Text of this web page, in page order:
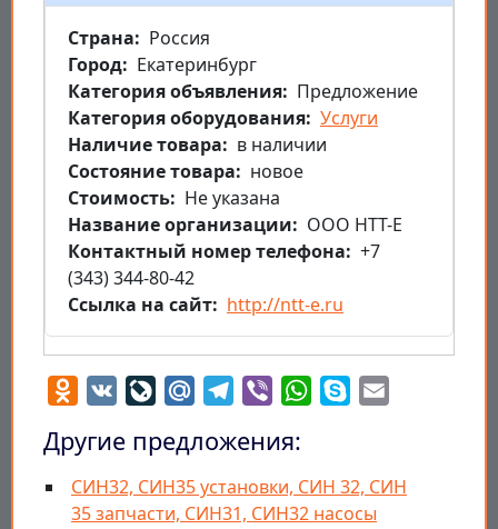
Страна
Россия
Город
Екатеринбург
Категория объявления
Предложение
Категория оборудования Услуги
Наличие товара
в наличии
Состояние товара
новое
Стоимость
Не указана
Название организации
ООО НТТ-Е
Контактный номер телефона
+7
(343) 344-80-42
Ссылка на сайт
http://ntt-e.ru
Odnoklassniki
VK LiveJournal
Mail.RuTelegram
Viber WhatsApp
Skype
Другие предложения:
СИН32, СИН35 установки, СИН 32, СИН
35 запчасти, СИН31, СИН32 насосы